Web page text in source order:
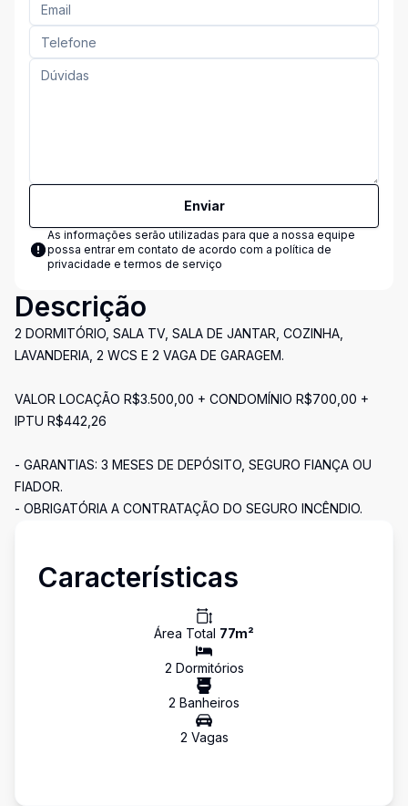
Enviar
As informações serão utilizadas para que a nossa equipe
possa entrar em contato de acordo com a política de
privacidade e termos de serviço
Descrição
2 DORMITÓRIO, SALA TV, SALA DE JANTAR, COZINHA,
LAVANDERIA, 2 WCS E 2 VAGA DE GARAGEM.
VALOR LOCAÇÃO R$3.500,00 + CONDOMÍNIO R$700,00 +
IPTU R$442,26
- GARANTIAS: 3 MESES DE DEPÓSITO, SEGURO FIANÇA OU
FIADOR.
- OBRIGATÓRIA A CONTRATAÇÃO DO SEGURO INCÊNDIO.
Características
Área Total 77m²
2 Dormitórios
2 Banheiros
2 Vagas